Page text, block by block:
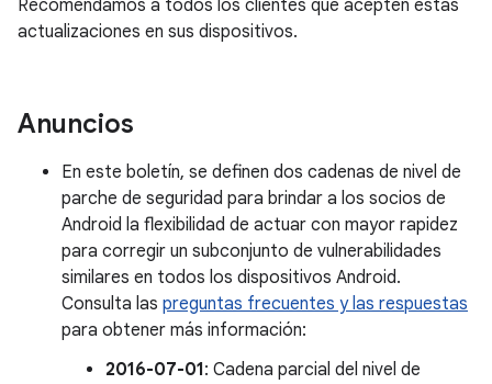
Recomendamos a todos los clientes que acepten estas
actualizaciones en sus dispositivos.
Anuncios
En este boletín, se definen dos cadenas de nivel de
parche de seguridad para brindar a los socios de
Android la flexibilidad de actuar con mayor rapidez
para corregir un subconjunto de vulnerabilidades
similares en todos los dispositivos Android.
Consulta las preguntas frecuentes y las respuestas
para obtener más información:
2016-07-01: Cadena parcial del nivel de